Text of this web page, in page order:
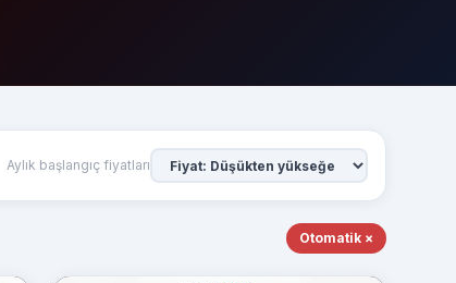
Aylık başlangıç fiyatları
Otomatik ×